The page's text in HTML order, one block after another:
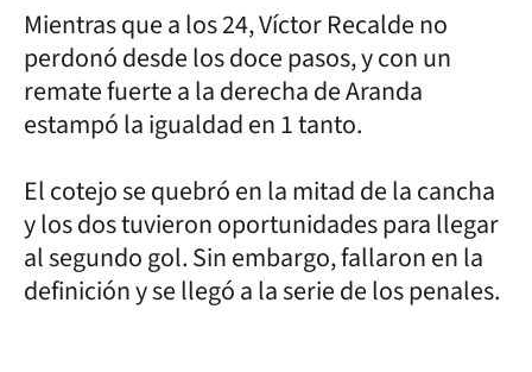
Mientras que a los 24, Víctor Recalde no
perdonó desde los doce pasos, y con un
remate fuerte a la derecha de Aranda
estampó la igualdad en 1 tanto.
El cotejo se quebró en la mitad de la cancha
y los dos tuvieron oportunidades para llegar
al segundo gol. Sin embargo, fallaron en la
definición y se llegó a la serie de los penales.